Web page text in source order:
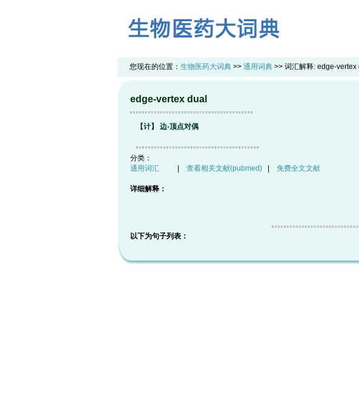
您现在的位置： 生物医药大词典 >> 通用词典 >> 词汇解释: edge-vertex
edge-vertex dual
【计】 边-顶点对偶
分类：
通用词汇
查看相关文献(pubmed) 免费全文文献
详细解释：
以下为句子列表：